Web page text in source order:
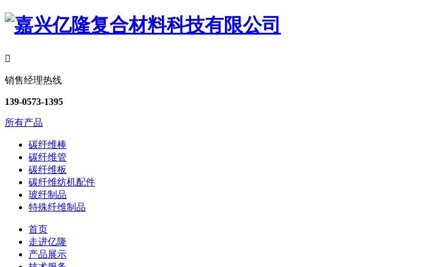

销售经理热线
139-0573-1395
所有产品
碳纤维棒
碳纤维管
碳纤维板
碳纤维纺机配件
玻纤制品
特殊纤维制品
首页
走进亿隆
产品展示